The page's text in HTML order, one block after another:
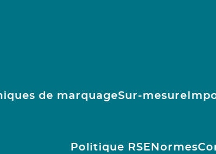
de marquageSur-mesure
Politique RSE Normes